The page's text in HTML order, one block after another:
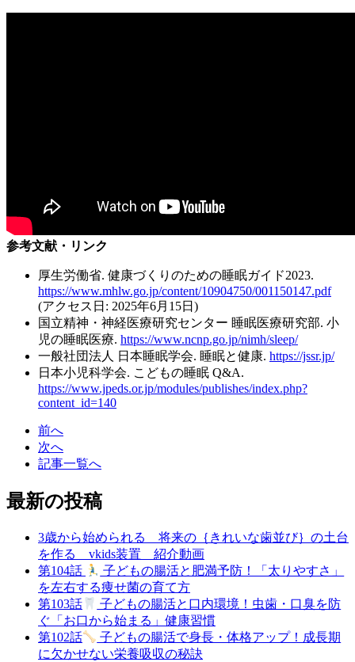
参考文献・リンク
厚生労働省. 健康づくりのための睡眠ガイド2023.
https://www.mhlw.go.jp/content/10904750/001150147.pdf
(アクセス日: 2025年6月15日)
国立精神・神経医療研究センター 睡眠医療研究部. 小
児の睡眠医療. https://www.ncnp.go.jp/nimh/sleep/
一般社団法人 日本睡眠学会. 睡眠と健康. https://jssr.jp/
日本小児科学会. こどもの睡眠 Q&A.
https://www.jpeds.or.jp/modules/publishes/index.php?
content_id=140
前へ
次へ
記事一覧へ
最新の投稿
3歳から始められる 将来の｛きれいな歯並び｝の土台
を作る vkids装置 紹介動画
第104話
子どもの腸活と肥満予防！「太りやすさ」
を左右する痩せ菌の育て方
第103話
子どもの腸活と口内環境！虫歯・口臭を防
ぐ「お口から始まる」健康習慣
第102話
子どもの腸活で身長・体格アップ！成長期
に欠かせない栄養吸収の秘訣